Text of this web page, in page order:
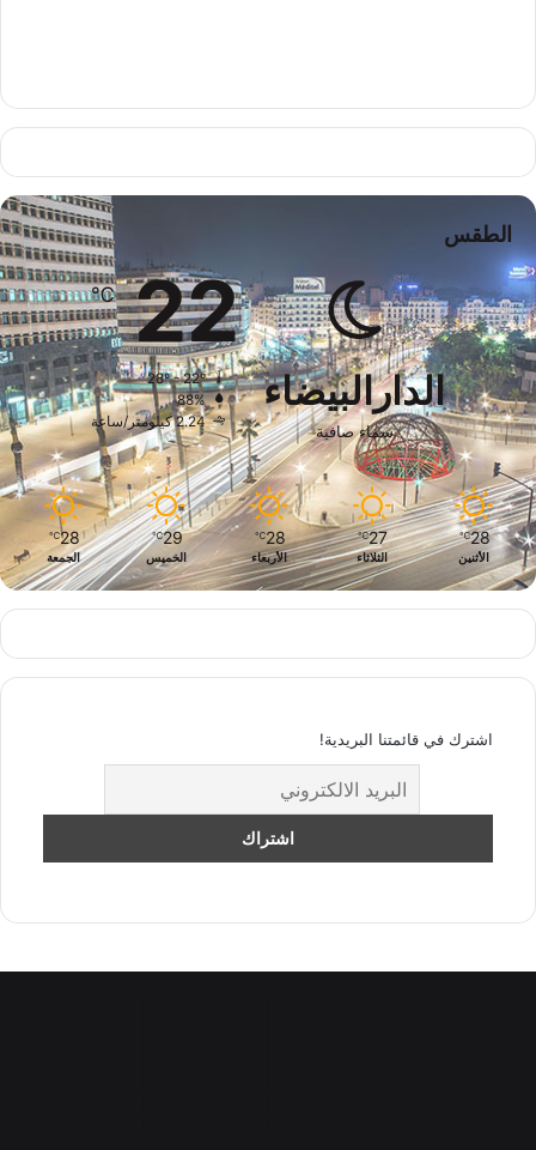
الطقس
الدارالبيضاء
سماء صافية
22
℃
28º - 22º
88%
2.24 كيلومتر/ساعة
28
℃
الأثنين
27
℃
الثلاثاء
28
℃
الأربعاء
29
℃
الخميس
28
℃
الجمعة
اشترك في قائمتنا البريدية!